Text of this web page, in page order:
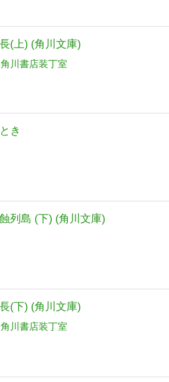
(上) (角川文庫)
角川書店装丁室
き
列島 (下) (角川文庫)
(下) (角川文庫)
角川書店装丁室